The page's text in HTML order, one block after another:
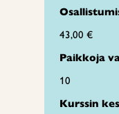
43,00 €
Paikkoja
10
Kurssin